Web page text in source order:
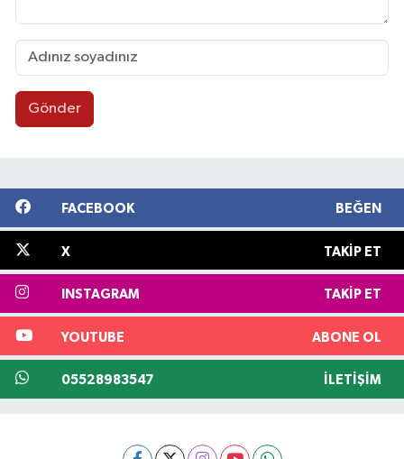
Gönder
FACEBOOK BEĞEN
X TAKIP ET
INSTAGRAM TAKIP ET
YOUTUBE ABONE OL
05528983547 İLETIŞIM